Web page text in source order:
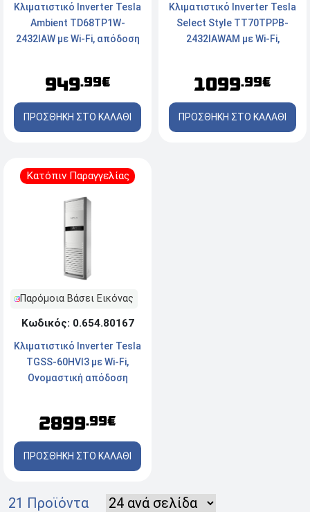
Κλιματιστικό Inverter Tesla
Ambient TD68TP1W-
2432IAW με Wi-Fi, απόδοση
949.99€
ΠΡΟΣΘΗΚΗ ΣΤΟ ΚΑΛΑΘΙ
Κλιματιστικό Inverter Tesla
Select Style TT70TPPB-
2432IAWAM με Wi-Fi,
κλάση A++/A+++ - Black
1099.99€
ΠΡΟΣΘΗΚΗ ΣΤΟ ΚΑΛΑΘΙ
Κατόπιν Παραγγελίας
Παρόμοια Βάσει Εικόνας
Κωδικός: 0.654.80167
Κλιματιστικό Inverter Tesla
TGSS-60HVI3 με Wi-Fi,
Ονομαστική απόδοση
2899.99€
ΠΡΟΣΘΗΚΗ ΣΤΟ ΚΑΛΑΘΙ
21 Προϊόντα